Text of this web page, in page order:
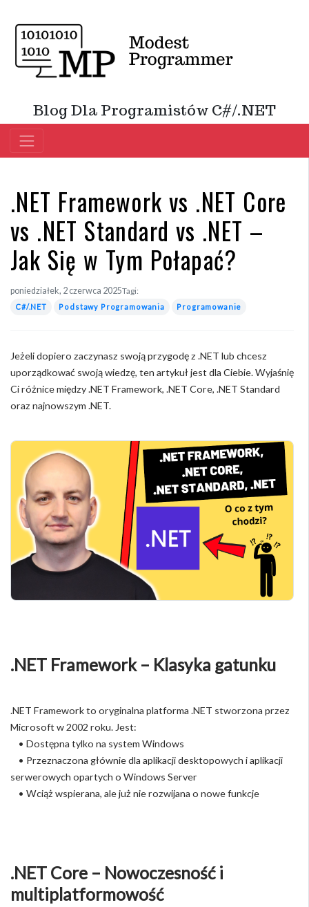
Blog Dla Programistów C#/.NET
.NET Framework vs .NET Core
vs .NET Standard vs .NET –
Jak Się w Tym Połapać?
poniedziałek, 2 czerwca 2025Tagi:
C#/.NET Podstawy Programowania Programowanie
Jeżeli dopiero zaczynasz swoją przygodę z .NET lub chcesz
uporządkować swoją wiedzę, ten artykuł jest dla Ciebie. Wyjaśnię
Ci różnice między .NET Framework, .NET Core, .NET Standard
oraz najnowszym .NET.
.NET Framework – Klasyka gatunku
.NET Framework to oryginalna platforma .NET stworzona przez
Microsoft w 2002 roku. Jest:
• Dostępna tylko na system Windows
• Przeznaczona głównie dla aplikacji desktopowych i aplikacji
serwerowych opartych o Windows Server
• Wciąż wspierana, ale już nie rozwijana o nowe funkcje
.NET Core – Nowoczesność i
multiplatformowość